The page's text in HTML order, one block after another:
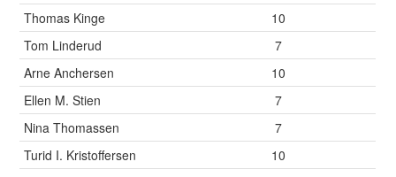
Thomas Kinge
10
Tom Linderud
7
Arne Anchersen
10
Ellen M. Stien
7
Nina Thomassen
7
Turid I. Kristoffersen
10